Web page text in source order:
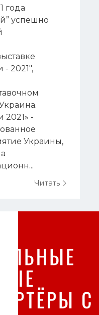
года
успешно
- 2021",
2021» -
Украины,
Читать